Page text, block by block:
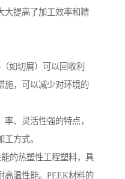
大提高了加工效率和精
如切屑）可以回收利
施，可以减少对环境的
、灵活性强的特点，
方式。
的热塑性工程塑料，具
高温性能。PEEK材料的